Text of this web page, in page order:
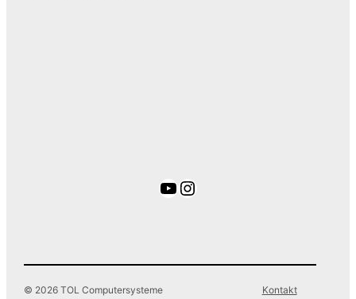
YouTube
Instagram
© 2026 TOL Computersysteme
Kontakt